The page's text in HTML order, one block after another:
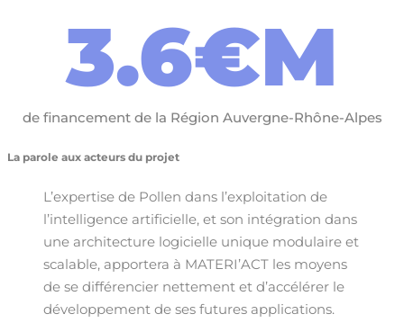
3.6€M
de financement de la Région Auvergne-Rhône-Alpes
La parole aux acteurs du projet
L’expertise de Pollen dans l’exploitation de
l’intelligence artificielle, et son intégration dans
une architecture logicielle unique modulaire et
scalable, apportera à MATERI’ACT les moyens
de se différencier nettement et d’accélérer le
développement de ses futures applications.